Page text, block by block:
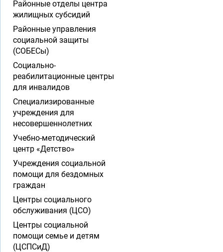
Районные отделы центра
жилищных субсидий
Районные управления
социальной защиты
(СОБЕСы)
Социально-
реабилитационные центры
для инвалидов
Специализированные
учреждения для
несовершеннолетних
Учебно-методический
центр «Детство»
Учреждения социальной
помощи для бездомных
граждан
Центры социального
обслуживания (ЦСО)
Центры социальной
помощи семье и детям
(ЦСПСиД)